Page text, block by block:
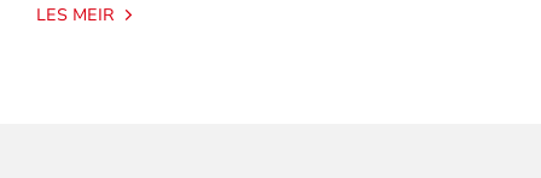
LES MEIR